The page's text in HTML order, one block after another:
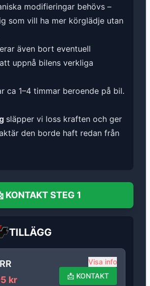
modifieringar behövs –
som vill ha mer körglädje utan
även bort eventuell
uppnå bilens verkliga
ca 1–4 timmar beroende på bil.
släpper vi loss kraften och ger
den borde haft redan från
KONTAKT STEG 1
TILLÄGG
kr
Visa info
📩 KONTAKT